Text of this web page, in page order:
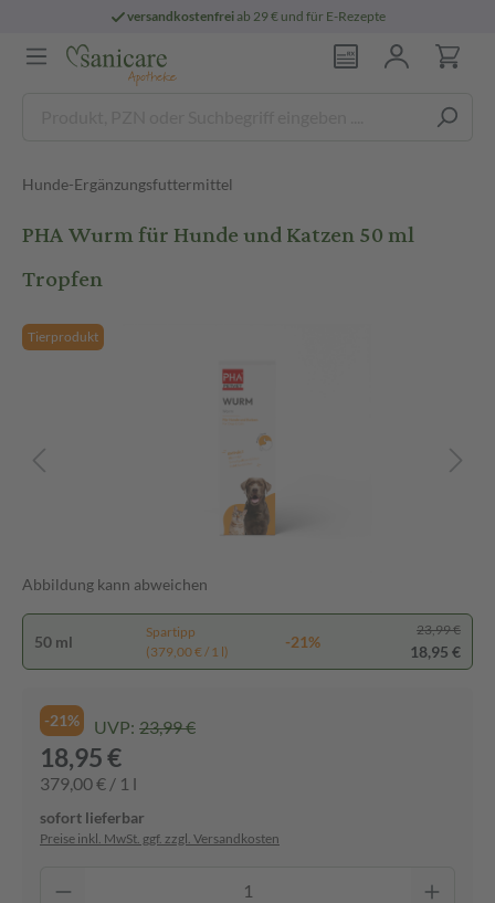
versandkostenfreiab 29 € und für E-Rezepte
Hunde-Ergänzungsfuttermittel
PHA Wurm für Hunde und Katzen 50 ml
Tropfen
Tierprodukt
Abbildung kann abweichen
50 ml
Spartipp
(379,00 € / 1 l)
-21%
23,99 €
18,95 €
-21% UVP: 23,99 €
18,95 €
379,00 € / 1 l
sofort lieferbar
Preise inkl. MwSt. ggf. zzgl. Versandkosten